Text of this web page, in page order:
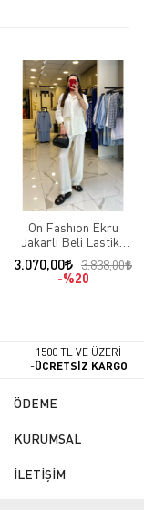
On Fashıon Ekru
Jakarlı Beli Lastikli
Takım
3.070,00
3.838,00
%20
1500 TL VE ÜZERİ
-ÜCRETSİZ KARGO
ÖDEME
KURUMSAL
İLETİŞİM